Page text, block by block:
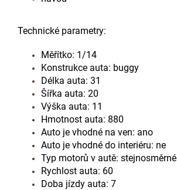
Technické parametry:
Měřítko: 1/14
Konstrukce auta: buggy
Délka auta: 31
Šířka auta: 20
Výška auta: 11
Hmotnost auta: 880
Auto je vhodné na ven: ano
Auto je vhodné do interiéru: ne
Typ motorů v autě: stejnosměrné
Rychlost auta: 60
Doba jízdy auta: 7